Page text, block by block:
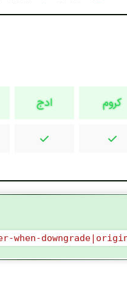
کروم ادج
when-